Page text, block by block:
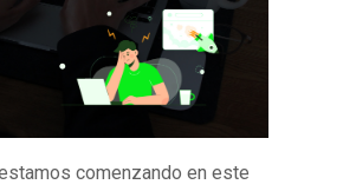
comenzando en este